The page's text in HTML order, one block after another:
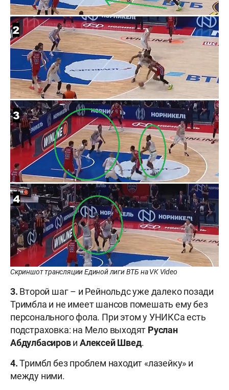
Скриншот трансляции Единой лиги ВТБ на VK Video
3. Второй шаг – и Рейнольдс уже далеко позади
Тримбла и не имеет шансов помешать ему без
персонального фола. При этом у УНИКСа есть
подстраховка: на Мело выходят Руслан
АбдулбасировиАлексей Швед.
4.Тримбл без проблем находит «лазейку» и
между ними.